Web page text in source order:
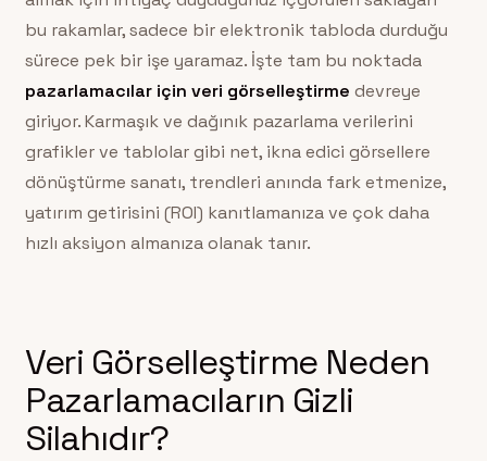
bu rakamlar, sadece bir elektronik tabloda durduğu
sürece pek bir işe yaramaz. İşte tam bu noktada
pazarlamacılar için veri görselleştirme devreye
giriyor. Karmaşık ve dağınık pazarlama verilerini
grafikler ve tablolar gibi net, ikna edici görsellere
dönüştürme sanatı, trendleri anında fark etmenize,
yatırım getirisini (ROI) kanıtlamanıza ve çok daha
hızlı aksiyon almanıza olanak tanır.
Veri Görselleştirme Neden
Pazarlamacıların Gizli
Silahıdır?